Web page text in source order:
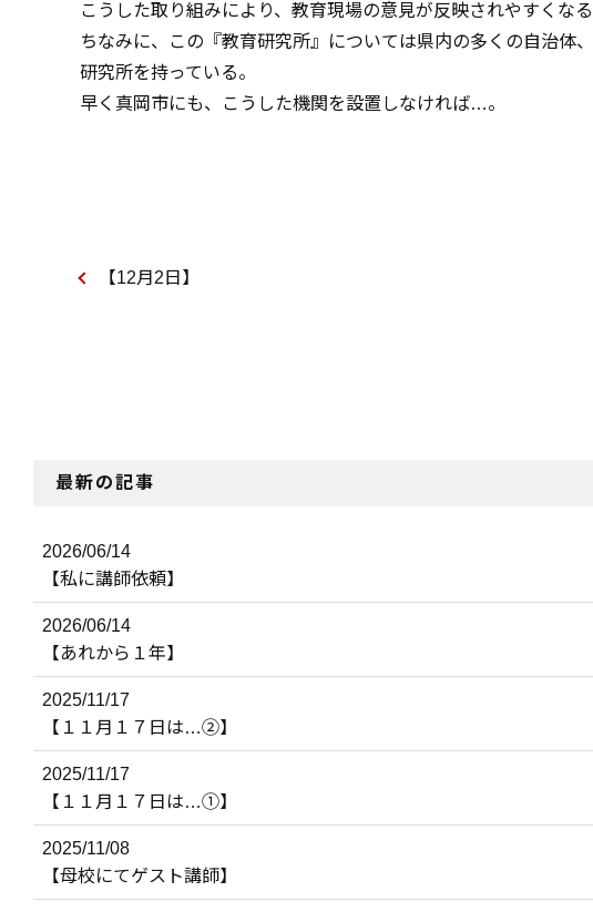
こうした取り組みにより、教育現場の意見が反映されやすくな
ちなみに、この『教育研究所』については県内の多くの自治体
研究所を持っている。
早く真岡市にも、こうした機関を設置しなければ…。
【12月2日】
最新の記事
2026/06/14
【私に講師依頼】
2026/06/14
【あれから１年】
2025/11/17
【１１月１７日は…②】
2025/11/17
【１１月１７日は…①】
2025/11/08
【母校にてゲスト講師】